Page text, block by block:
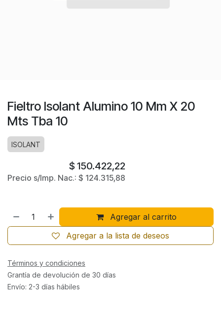
Fieltro Isolant Alumino 10 Mm X 20
Mts Tba 10
ISOLANT
$ 150.422,22
Precio s/Imp. Nac.: $ 124.315,88
Agregar al carrito
Agregar a la lista de deseos
Términos y condiciones
Grantía de devolución de 30 días
Envío: 2-3 días hábiles